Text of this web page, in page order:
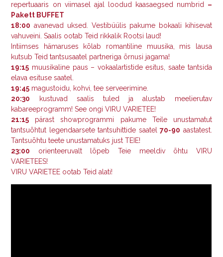
repertuaaris on viimasel ajal loodud kaasaegsed numbrid
–
Pakett BUFFET
18:00 avanevad uksed. Vestibüülis pakume bokaali kihisevat
vahuveini. Saalis ootab Teid rikkalik Rootsi laud!
Intiimses hämaruses kõlab romantiline muusika, mis lausa
kutsub Teid tantsusaatel partneriga õrnusi jagama!
19:15 muusikaline paus – vokaalartistide esitus, saate tantsida
elava esituse saatel.
19:45 magustoidu, kohvi, tee serveerimine.
20:30 kustuvad saalis tuled ja alustab meelierutav
kabareeprogramm! See ongi VIRU VARIETEE!
21:15 pärast showprogrammi pakume Teile unustamatut
tantsuõhtut legendaarsete tantsuhittide saatel70-90 aastatest.
Tantsuõhtu teete unustamatuks just TEIE!
23:00 orienteeruvalt lõpeb Teie meeldiv õhtu VIRU
VARIETEES!
VIRU VARIETEE ootab Teid alati!